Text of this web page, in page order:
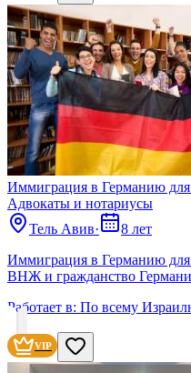
Иммиграция в Германию
Адвокаты и нoтариусы
Тель Авив·
8 лет
Иммиграция в Германию
ВНЖ и гражданство
Работает в: По всему
VIP